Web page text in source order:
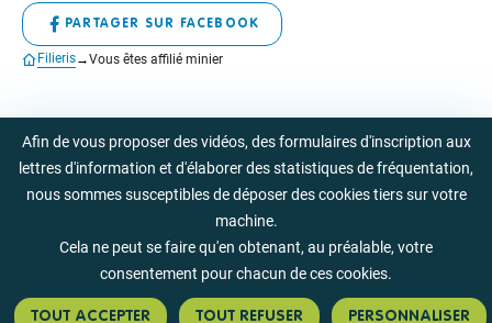
Afin de vous proposer des vidéos, des formulaires d'inscription aux
lettres d'information et d'élaborer des statistiques de fréquentation,
nous sommes susceptibles de déposer des cookies tiers sur votre
machine.
Cela ne peut se faire qu'en obtenant, au préalable, votre
consentement pour chacun de ces cookies.
TOUT ACCEPTER TOUT REFUSER PERSONNALISER
PARTAGER SUR FACEBOOK
Filieris Vous êtes affilié minier
Nous suivre sur
Nous suivre sur
NousNous
Liens utiles
Nous contacter
Besoin d'aide ?
Nos offres d'emploi
Mentions légales et accessibilité
Accessibilité du site